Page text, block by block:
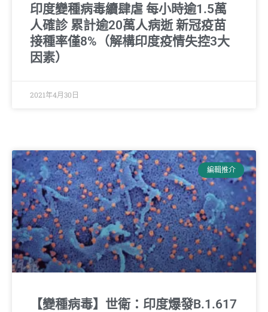
印度變種病毒續肆虐 每小時逾1.5萬
人確診 累計逾20萬人病逝 新冠疫苗
接種率僅8%（解構印度疫情失控3大
因素）
2021年4月30日
編輯推介
【變種病毒】世衛：印度爆發B.1.617